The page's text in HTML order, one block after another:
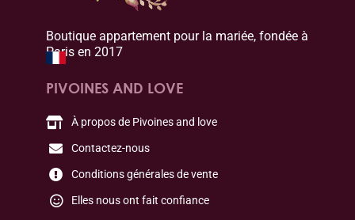
Boutique appartement pour la mariée, fondée à
Paris en 2017
PIVOINES AND LOVE
À propos de Pivoines and love
Contactez-nous
Conditions générales de vente
Elles nous ont fait confiance